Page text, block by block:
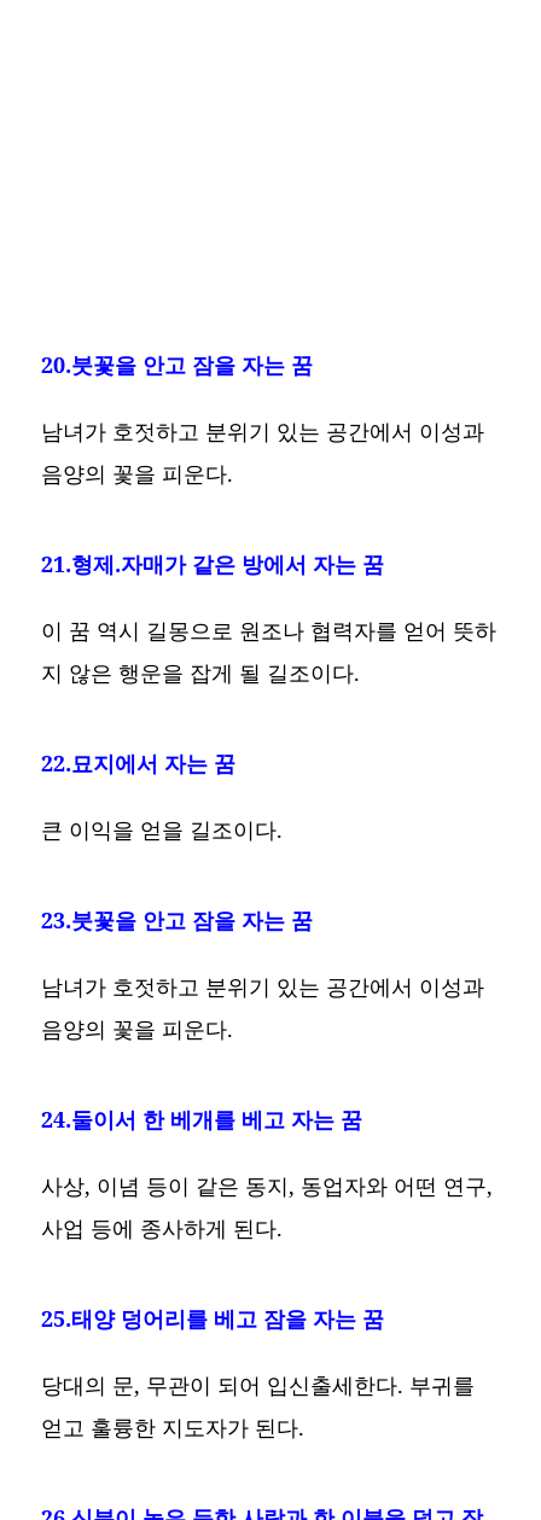
20.붓꽃을 안고 잠을 자는 꿈
남녀가 호젓하고 분위기 있는 공간에서 이성과
음양의 꽃을 피운다.
21.형제.자매가 같은 방에서 자는 꿈
이 꿈 역시 길몽으로 원조나 협력자를 얻어 뜻하
지 않은 행운을 잡게 될 길조이다.
22.묘지에서 자는 꿈
큰 이익을 얻을 길조이다.
23.붓꽃을 안고 잠을 자는 꿈
남녀가 호젓하고 분위기 있는 공간에서 이성과
음양의 꽃을 피운다.
24.둘이서 한 베개를 베고 자는 꿈
사상, 이념 등이 같은 동지, 동업자와 어떤 연구,
사업 등에 종사하게 된다.
25.태양 덩어리를 베고 잠을 자는 꿈
당대의 문, 무관이 되어 입신출세한다. 부귀를
얻고 훌륭한 지도자가 된다.